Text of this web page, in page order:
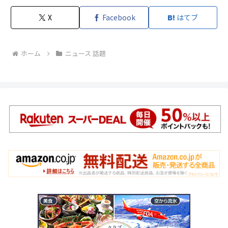
X Facebook はてブ
ホーム ニュース 話題